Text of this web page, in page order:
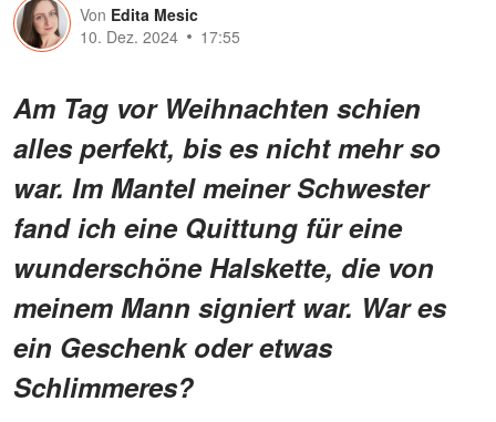
Von Edita Mesic
10. Dez. 2024
17:55
Am Tag vor Weihnachten schien
alles perfekt, bis es nicht mehr so
war. Im Mantel meiner Schwester
fand ich eine Quittung für eine
wunderschöne Halskette, die von
meinem Mann signiert war. War es
ein Geschenk oder etwas
Schlimmeres?